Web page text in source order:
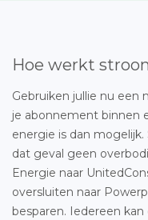
Hoe werkt
Gebruiken jullie nu een
je abonnement binnen
energie is dan
dat geval geen
Energie naar
oversluiten naar
besparen. Iedereen